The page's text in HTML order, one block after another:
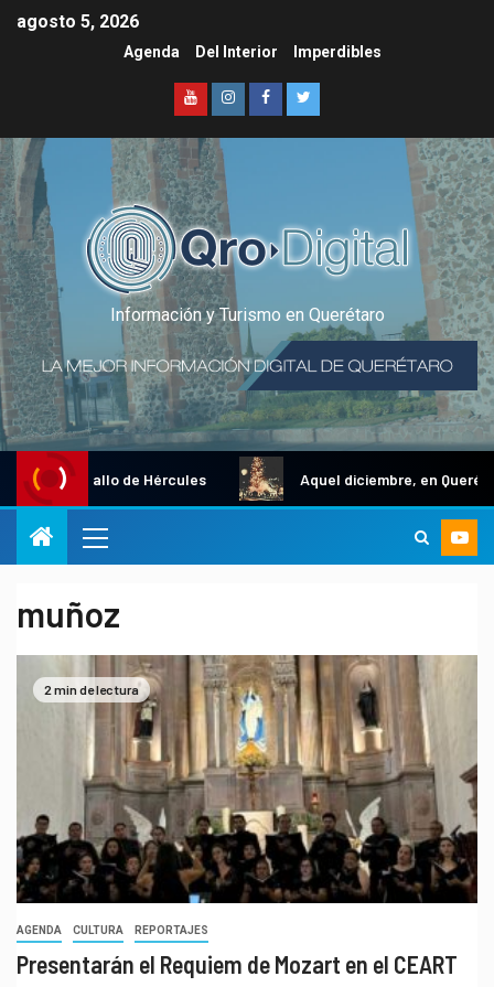
agosto 5, 2026
Agenda Del Interior Imperdibles
Información y Turismo en Querétaro
Gallo de Hércules Aquel diciembre, en Querétaro
muñoz
2 min de lectura
AGENDA CULTURA REPORTAJES
Presentarán el Requiem de Mozart en el CEART